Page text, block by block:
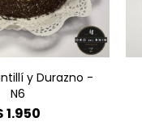
y Durazno -
N6
1.950